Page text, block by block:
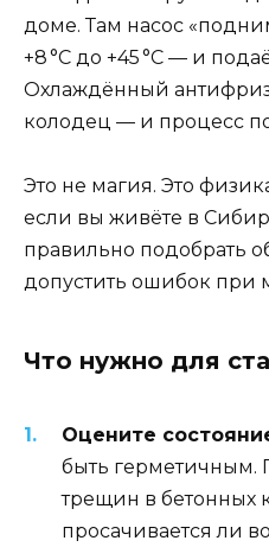
доме. Там насос
+8 °C до +45 °C — и
Охлаждённый антифриз
колодец — и процесс
Это не магия. Это
если вы живёте в
правильно подобрать
допустить ошибок при
Что нужно для
Оцените
быть герметичным.
трещин в бетонных
просачивается ли